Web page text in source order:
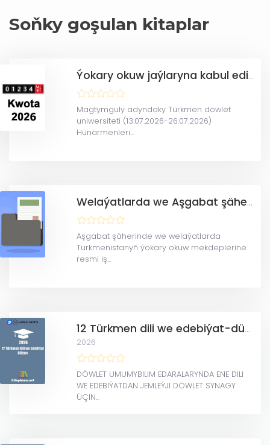
Soňky goşulan kitaplar
Ýokary okuw jaýlaryna kabul edilmeli talyp sany we Resminama tabşyran dalaşgär sany-kwota(2026)
Magtymguly adyndaky Türkmen döwlet
uniwersiteti (13.07.2026-26.07.2026)
Hünärmenleri...
Welaýatlarda we Aşgabat şäherinde Resmi iş kagyzlarynyň kabul ediljek ýerleri barada maglumat
Aşgabat şäherinde we welaýatlarda
Türkmenistanyň ýokary okuw mekdeplerine
resmi iş...
12 Türkmen dili we edebiýat-düzme
2026
DÖWLET UMUMYBILIM EDARALARYNDA ENE DILI
WE EDEBIÝATDAN JEMLEÝJI DÖWLET SYNAGY
ÜÇIN...